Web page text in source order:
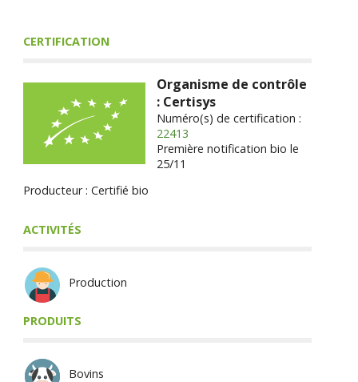
CERTIFICATION
Organisme de contrôle
: Certisys
Numéro(s) de certification :
22413
Première notification bio le
25/11
Producteur : Certifié bio
ACTIVITÉS
Production
PRODUITS
Bovins